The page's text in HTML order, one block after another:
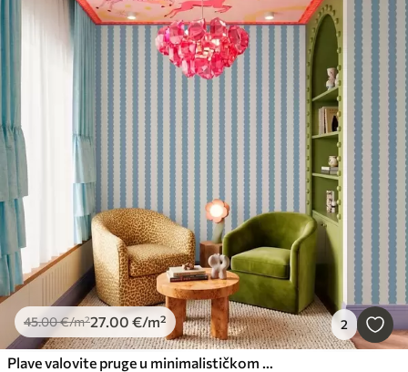
45.00€/m²27.00 €/m² 2
Plave valovite pruge u minimalističkom stilu